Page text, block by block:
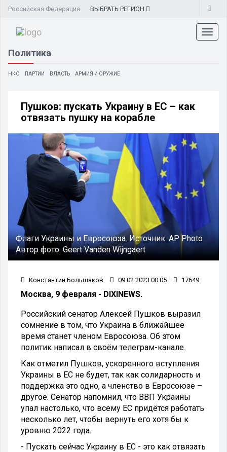
Российская Федерация ВЫБРАТЬ РЕГИОН
Политика
НКО ПАРТИИ ВЛАСТЬ АРМИЯ И ОРУЖИЕ
Пушков: пускать Украину в ЕС – как
отвязать пушку на корабле
Флаги Украины и Евросоюза. Источник: AP Photo
Автор фото: Geert Vanden Wijngaert
Константин Большаков 09.02.2023 00:05 17649
Москва, 9 февраля - DIXINEWS.
Российский сенатор Алексей Пушков выразил
сомнение в том, что Украина в ближайшее
время станет членом Евросоюза. Об этом
политик написал в своём телеграм-канале.
Как отметил Пушков, ускоренного вступления
Украины в ЕС не будет, так как солидарность и
поддержка это одно, а членство в Евросоюзе –
другое. Сенатор напомнил, что ВВП Украины
упал настолько, что всему ЕС придётся работать
несколько лет, чтобы вернуть его хотя бы к
уровню 2022 года.
- Пускать сейчас Украину в ЕС - это как отвязать